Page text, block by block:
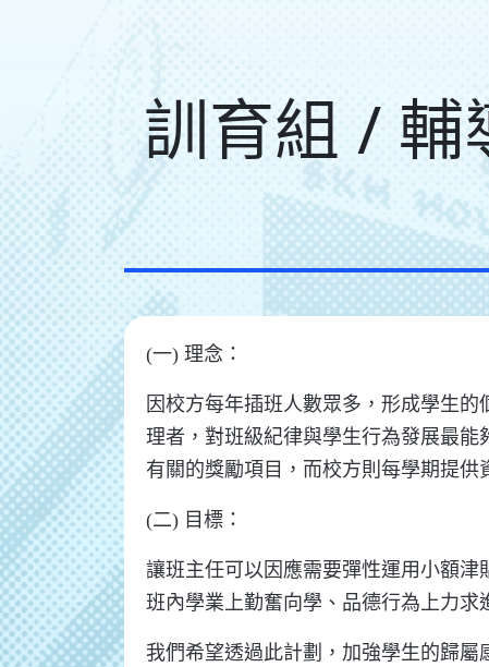
訓育組 / 輔
(一) 理念：
因校方每年插班人數眾多，形成學生
理者，對班級紀律與學生行為發展最
有關的獎勵項目，而校方則每學期提供
(二) 目標：
讓班主任可以因應需要彈性運用小額
班內學業上勤奮向學、品德行為上力求
我們希望透過此計劃，加強學生的歸